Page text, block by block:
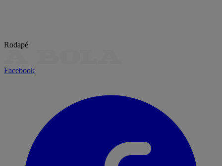
Rodapé
Facebook